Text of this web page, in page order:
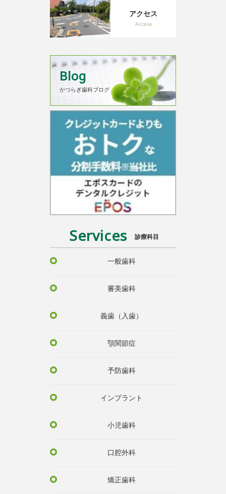
アクセス
Access
Blog
かつらぎ歯科ブログ
Services 診療科目
一般歯科
審美歯科
義歯（入歯）
顎関節症
予防歯科
インプラント
小児歯科
口腔外科
矯正歯科